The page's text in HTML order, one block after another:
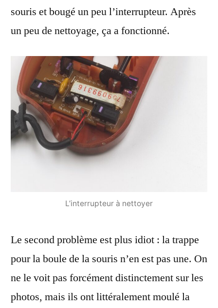
souris et bougé un peu l’interrupteur. Après
un peu de nettoyage, ça a fonctionné.
L’interrupteur à nettoyer
Le second problème est plus idiot : la trappe
pour la boule de la souris n’en est pas une. On
ne le voit pas forcément distinctement sur les
photos, mais ils ont littéralement moulé la